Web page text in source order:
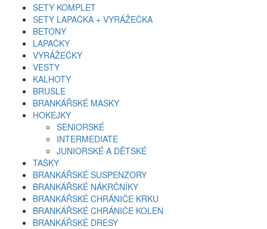
SETY KOMPLET
SETY LAPAČKA + VYRÁŽEČKA
BETONY
LAPAČKY
VYRÁŽEČKY
VESTY
KALHOTY
BRUSLE
BRANKÁŘSKÉ MASKY
HOKEJKY
SENIORSKÉ
INTERMEDIATE
JUNIORSKÉ A DĚTSKÉ
TAŠKY
BRANKÁŘSKÉ SUSPENZORY
BRANKÁŘSKÉ NÁKRČNÍKY
BRANKÁŘSKÉ CHRÁNIČE KRKU
BRANKÁŘSKÉ CHRÁNIČE KOLEN
BRANKÁŘSKÉ DRESY